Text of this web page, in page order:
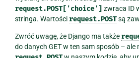
request.POST['choice'] zwraca ID
stringa. Wartości request.POSTsą
Zwróć uwagę, że Django ma także
do danych GET w ten sam sposób – ale